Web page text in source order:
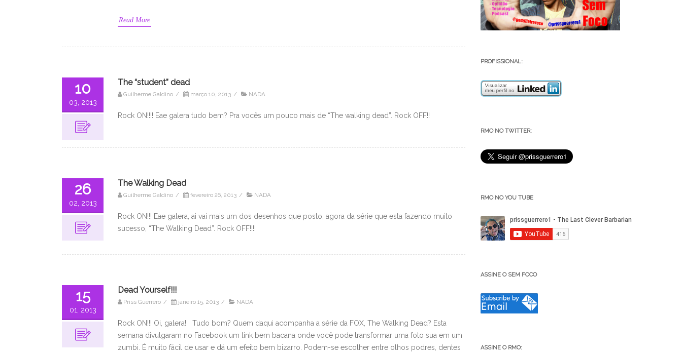
Read More
10
03, 2013
The “student” dead
Guilherme Galdino / março 10, 2013 / NADA
Rock ON!!!! Eae galera tudo bem? Pra vocês um pouco mais de “The walking dead”. Rock OFF!!
26
02, 2013
The Walking Dead
Guilherme Galdino / fevereiro 26, 2013 / NADA
Rock ON!!! Eae galera, ai vai mais um dos desenhos que posto, agora da série que esta fazendo muito
sucesso, “The Walking Dead”. Rock OFF!!!!
15
01, 2013
Dead Yourself!!!
Priss Guerrero / janeiro 15, 2013 / NADA
Rock ON!!! Oi, galera! Tudo bom? Quem daqui acompanha a série da FOX, The Walking Dead? Esta
semana divulgaram no Facebook um link bem bacana onde você pode transformar uma foto sua em um
zumbi. É muito fácil de usar e dá um efeito bem bizarro. Podem-se escolher entre olhos podres, dentes
PROFISSIONAL:
RMO NO TWITTER:
RMO NO YOU TUBE
ASSINE O SEM FOCO
ASSINE O RMO: